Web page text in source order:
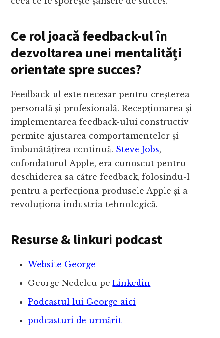
Ce rol joacă feedback-ul în
dezvoltarea unei mentalități
orientate spre succes?
Feedback-ul este necesar pentru creșterea
personală și profesională. Recepționarea și
implementarea feedback-ului constructiv
permite ajustarea comportamentelor și
îmbunătățirea continuă. Steve Jobs,
cofondatorul Apple, era cunoscut pentru
deschiderea sa către feedback, folosindu-l
pentru a perfecționa produsele Apple și a
revoluționa industria tehnologică.
Resurse & linkuri podcast
Website George
George Nedelcu peLinkedin
Podcastul lui George aici
podcasturi de urmărit